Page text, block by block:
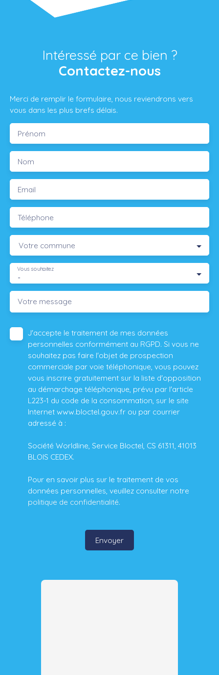
Intéressé par ce bien ?
Contactez-nous
Merci de remplir le formulaire, nous reviendrons vers
vous dans les plus brefs délais.
Prénom
Nom
Email
Téléphone
Votre commune
-
Vous souhaitez
Votre message
J'accepte le traitement de mes données
personnelles conformément au RGPD. Si vous ne
souhaitez pas faire l'objet de prospection
commerciale par voie téléphonique, vous pouvez
vous inscrire gratuitement sur la liste d'opposition
au démarchage téléphonique, prévu par l'article
L223-1 du code de la consommation, sur le site
Internet www.bloctel.gouv.fr ou par courrier
adressé à :
Société Worldline, Service Bloctel, CS 61311, 41013
BLOIS CEDEX.
Pour en savoir plus sur le traitement de vos
données personnelles, veuillez consulter notre
politique de confidentialité.
Envoyer